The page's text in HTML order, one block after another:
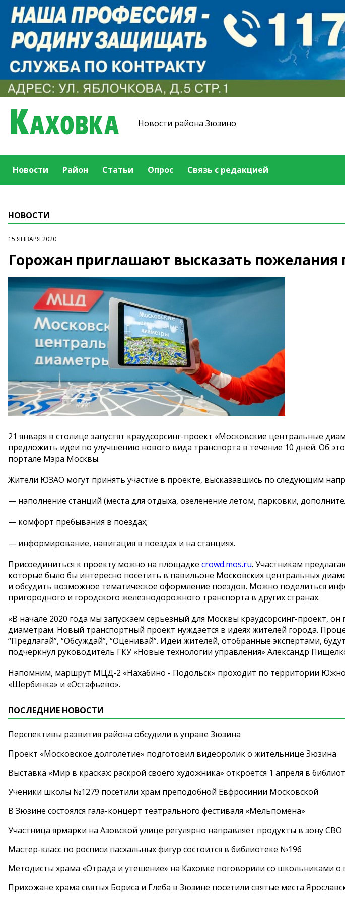
Новости района Зюзино
Новости Район Статьи Опрос Связь с редакцией
НОВОСТИ
15 ЯНВАРЯ 2020
Горожан приглашают высказать
21 января в столице запустят краудсорсинг-проект «Московские центральные
предложить идеи по улучшению нового вида транспорта в течение 10 дней. Об
портале Мэра Москвы.
Жители ЮЗАО могут принять участие в проекте, высказавшись по следующим
— наполнение станций (места для отдыха, озеленение летом, парковки,
— комфорт пребывания в поездах;
— информирование, навигация в поездах и на станциях.
Присоединиться к проекту можно на площадке crowd.mos.ru. Участникам
которые было бы интересно посетить в павильоне Московских центральных
и обсудить возможное тематическое оформление поездов. Можно поделиться
пригородного и городского железнодорожного транспорта в других странах.
«В начале 2020 года мы запускаем серьезный для Москвы краудсорсинг-проект,
диаметрам. Новый транспортный проект нуждается в идеях жителей города.
“Предлагай”, “Обсуждай”, “Оценивай”. Идеи жителей, отобранные экспертами,
подчеркнул руководитель ГКУ «Новые технологии управления» Александр
Напомним, маршрут МЦД-2 «Нахабино - Подольск» проходит по территории
«Щербинка» и «Остафьево».
ПОСЛЕДНИЕ НОВОСТИ
Перспективы развития района обсудили в управе Зюзина
Проект «Московское долголетие» подготовил видеоролик о жительнице Зюзина
Выставка «Мир в красках: раскрой своего художника» откроется 1 апреля в
Ученики школы №1279 посетили храм преподобной Евфросинии Московской
В Зюзине состоялся гала-концерт театрального фестиваля «Мельпомена»
Участница ярмарки на Азовской улице регулярно направляет продукты в зону СВО
Мастер-класс по росписи пасхальных фигур состоится в библиотеке №196
Методисты храма «Отрада и утешение» на Каховке поговорили со школьниками о
Прихожане храма святых Бориса и Глеба в Зюзине посетили святые места